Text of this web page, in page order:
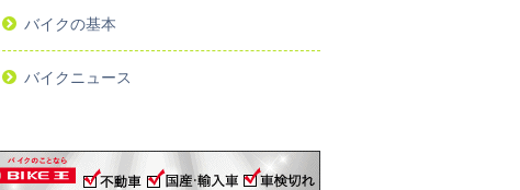
バイクの基本
バイクニュース